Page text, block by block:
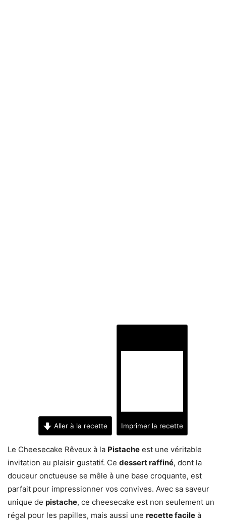
Aller à la recette Imprimer la recette
Le Cheesecake Rêveux à la Pistache est une véritable
invitation au plaisir gustatif. Ce dessert raffiné, dont la
douceur onctueuse se mêle à une base croquante, est
parfait pour impressionner vos convives. Avec sa saveur
unique de pistache, ce cheesecake est non seulement un
régal pour les papilles, mais aussi une recette facile à